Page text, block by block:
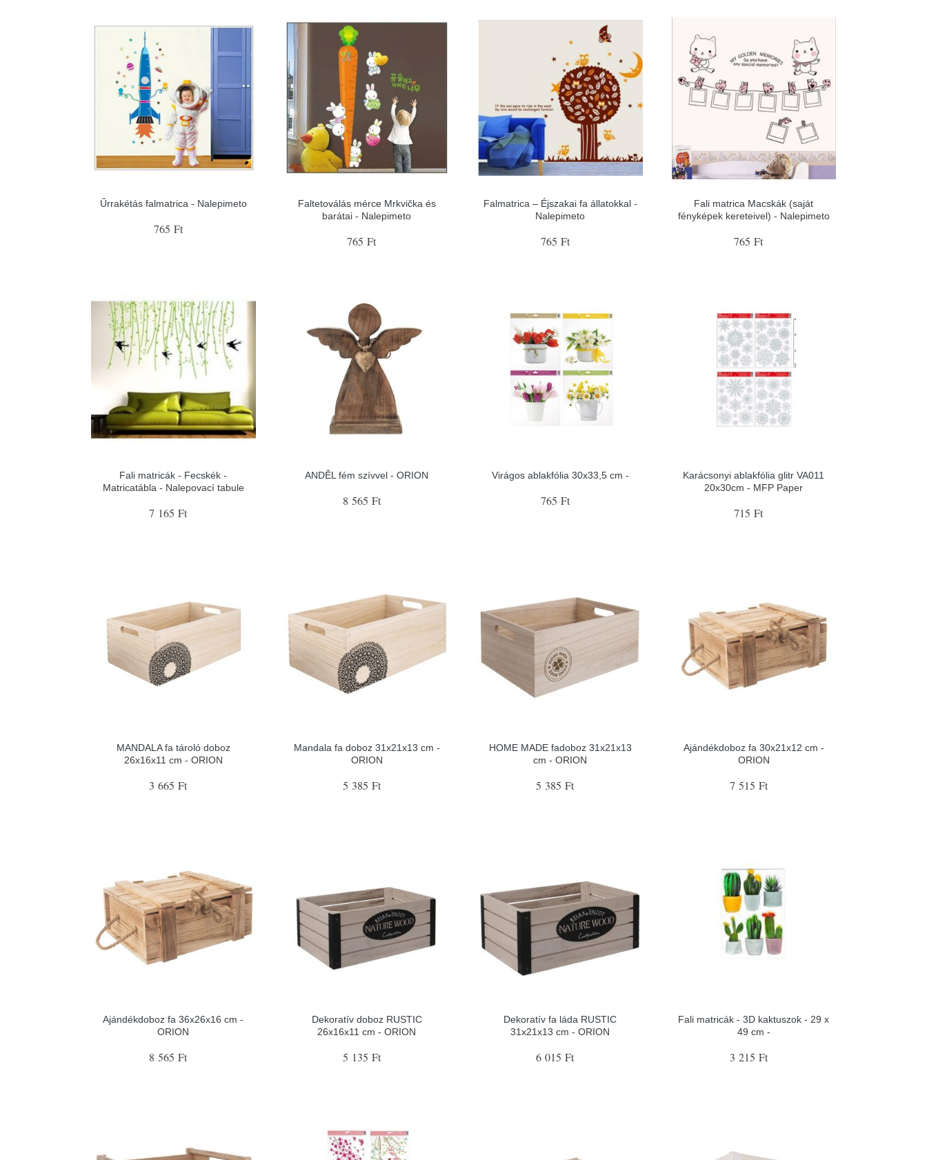
Űrrakétás falmatrica - Nalepimeto
765 Ft
Faltetoválás mérce Mrkvička és
barátai - Nalepimeto
765 Ft
Falmatrica – Éjszakai fa állatokkal -
Nalepimeto
765 Ft
Fali matrica Macskák (saját
fényképek kereteivel) - Nalepimeto
765 Ft
Fali matricák - Fecskék -
Matricatábla - Nalepovací tabule
7 165 Ft
ANDĚL fém szívvel - ORION
8 565 Ft
Virágos ablakfólia 30x33,5 cm -
765 Ft
Karácsonyi ablakfólia glitr VA011
20x30cm - MFP Paper
715 Ft
MANDALA fa tároló doboz
26x16x11 cm - ORION
3 665 Ft
Mandala fa doboz 31x21x13 cm -
ORION
5 385 Ft
HOME MADE fadoboz 31x21x13
cm - ORION
5 385 Ft
Ajándékdoboz fa 30x21x12 cm -
ORION
7 515 Ft
Ajándékdoboz fa 36x26x16 cm -
ORION
8 565 Ft
Dekoratív doboz RUSTIC
26x16x11 cm - ORION
5 135 Ft
Dekoratív fa láda RUSTIC
31x21x13 cm - ORION
6 015 Ft
Fali matricák - 3D kaktuszok - 29 x
49 cm -
3 215 Ft